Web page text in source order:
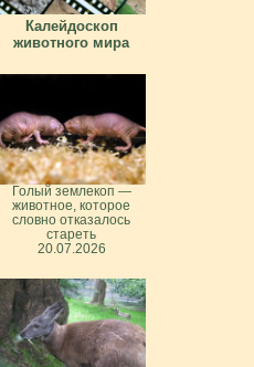
Калейдоскоп
животного мира
Голый землекоп —
животное, которое
словно отказалось
стареть
20.07.2026